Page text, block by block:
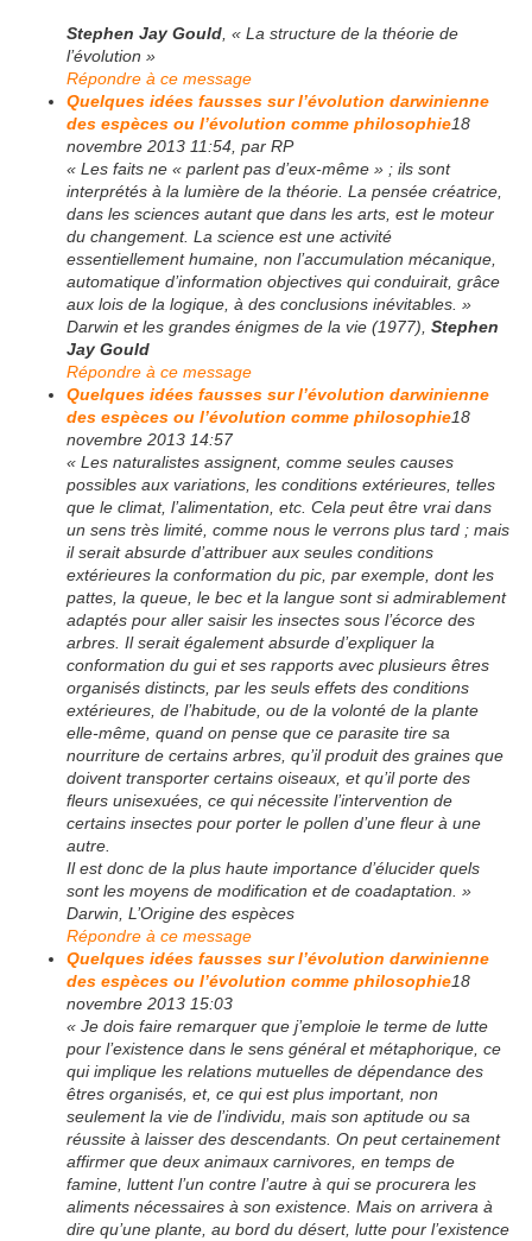
Stephen Jay Gould , « La structure de la théorie de
l’évolution »
Répondre à ce message
Quelques idées fausses sur l’évolution darwinienne
des espèces ou l’évolution comme philosophie18
novembre 2013 11:54, par RP
« Les faits ne « parlent pas d’eux-même » ; ils sont
interprétés à la lumière de la théorie. La pensée créatrice,
dans les sciences autant que dans les arts, est le moteur
du changement. La science est une activité
essentiellement humaine, non l’accumulation mécanique,
automatique d’information objectives qui conduirait, grâce
aux lois de la logique, à des conclusions inévitables. »
Darwin et les grandes énigmes de la vie (1977), Stephen
Jay Gould
Répondre à ce message
Quelques idées fausses sur l’évolution darwinienne
des espèces ou l’évolution comme philosophie18
novembre 2013 14:57
« Les naturalistes assignent, comme seules causes
possibles aux variations, les conditions extérieures, telles
que le climat, l’alimentation, etc. Cela peut être vrai dans
un sens très limité, comme nous le verrons plus tard ; mais
il serait absurde d’attribuer aux seules conditions
extérieures la conformation du pic, par exemple, dont les
pattes, la queue, le bec et la langue sont si admirablement
adaptés pour aller saisir les insectes sous l’écorce des
arbres. Il serait également absurde d’expliquer la
conformation du gui et ses rapports avec plusieurs êtres
organisés distincts, par les seuls effets des conditions
extérieures, de l’habitude, ou de la volonté de la plante
elle-même, quand on pense que ce parasite tire sa
nourriture de certains arbres, qu’il produit des graines que
doivent transporter certains oiseaux, et qu’il porte des
fleurs unisexuées, ce qui nécessite l’intervention de
certains insectes pour porter le pollen d’une fleur à une
autre.
Il est donc de la plus haute importance d’élucider quels
sont les moyens de modification et de coadaptation. »
Darwin, L’Origine des espèces
Répondre à ce message
Quelques idées fausses sur l’évolution darwinienne
des espèces ou l’évolution comme philosophie18
novembre 2013 15:03
« Je dois faire remarquer que j’emploie le terme de lutte
pour l’existence dans le sens général et métaphorique, ce
qui implique les relations mutuelles de dépendance des
êtres organisés, et, ce qui est plus important, non
seulement la vie de l’individu, mais son aptitude ou sa
réussite à laisser des descendants. On peut certainement
affirmer que deux animaux carnivores, en temps de
famine, luttent l’un contre l’autre à qui se procurera les
aliments nécessaires à son existence. Mais on arrivera à
dire qu’une plante, au bord du désert, lutte pour l’existence